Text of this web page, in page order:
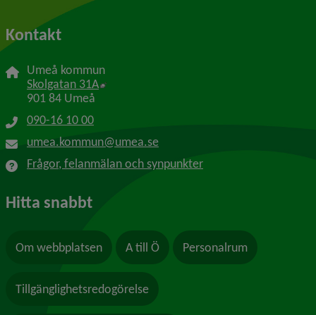
Kontakt
Umeå kommun
Skolgatan 31A Länk till annan webbplats, öppnas i nytt
901 84 Umeå
090-16 10 00
umea.kommun@umea.se
Frågor, felanmälan och synpunkter
Hitta snabbt
Om webbplatsen A till Ö Personalrum
Tillgänglighetsredogörelse